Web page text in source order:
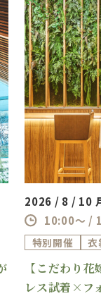
の一つであ
だわりたい
コースラン
用意。
おもてなし
案します。
、そんな一
出物割引
2026 / 8 / 10
10:00～ /
特別開催 衣
【こだわり
レス試着×フ